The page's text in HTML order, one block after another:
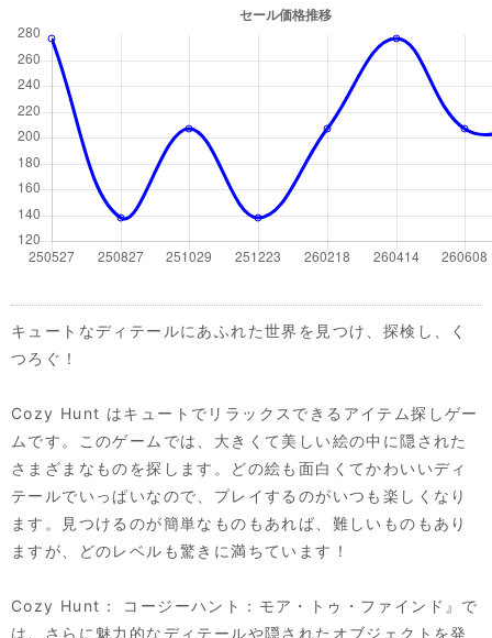
キュートなディテールにあふれた世界を見つけ、探検し、く
つろぐ！
Cozy Hunt はキュートでリラックスできるアイテム探しゲー
ムです。このゲームでは、大きくて美しい絵の中に隠された
さまざまなものを探します。どの絵も面白くてかわいいディ
テールでいっぱいなので、プレイするのがいつも楽しくなり
ます。見つけるのが簡単なものもあれば、難しいものもあり
ますが、どのレベルも驚きに満ちています！
Cozy Hunt： コージーハント：モア・トゥ・ファインド』で
は、さらに魅力的なディテールや隠されたオブジェクトを発